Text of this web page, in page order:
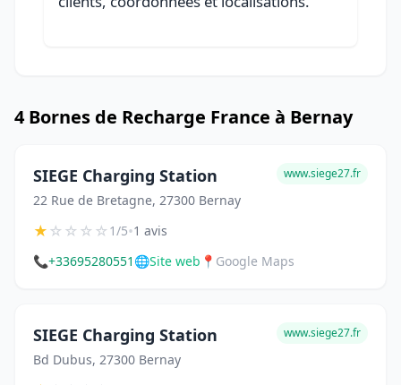
4 Bornes de Recharge France à Bernay
SIEGE Charging Station
22 Rue de Bretagne, 27300 Bernay
www.siege27.fr
★☆☆☆☆1/5•1 avis
📞+33695280551 🌐Site web 📍 Google Maps
SIEGE Charging Station
Bd Dubus, 27300 Bernay
www.siege27.fr